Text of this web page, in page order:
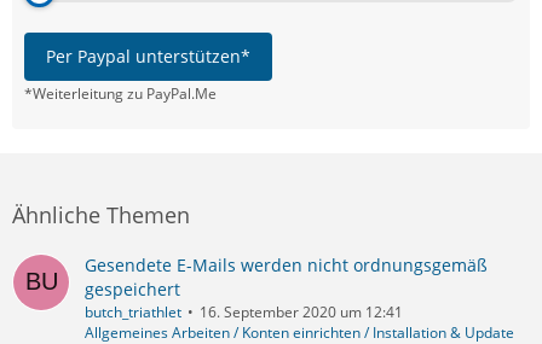
Per Paypal unterstützen*
*Weiterleitung zu PayPal.Me
Ähnliche Themen
Gesendete E-Mails werden nicht ordnungsgemäß
gespeichert
butch_triathlet
16. September 2020 um 12:41
Allgemeines Arbeiten / Konten einrichten / Installation & Update